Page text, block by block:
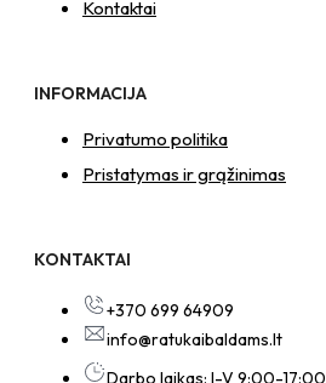
Kontaktai
INFORMACIJA
Privatumo politika
Pristatymas ir grąžinimas
KONTAKTAI
+370 699 64909
info@ratukaibaldams.lt
Darbo laikas: I-V 9:00-17:00